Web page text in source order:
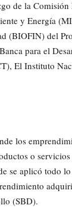
de la
y Energía
del
para el
El Instituto
los
o
se aplicó todo
(SBD).